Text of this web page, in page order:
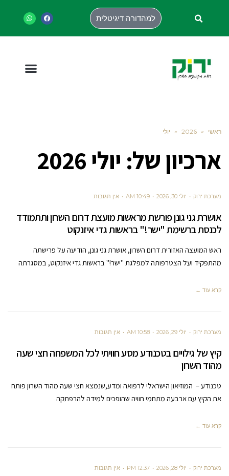
למהדורה דיגיטלית
ראשי »
2026
» יולי
ארכיון של: יולי 2026
מערכת ירוק יולי 30, 2026 10:49 AM אין תגובות
אושרת גני גונן פורשת מראשות מועצת דרום השרון ותתמודד
לכנסת ברשימת "ישר!" בראשות גדי איזנקוט
ראש המועצה האזורית דרום השרון, אושרת גני גונן, הודיעה על פרישתה
מהתפקיד ועל הצטרפותה למפלגת "ישר!" בראשות גדי איזנקוט, במסגרתה
קרא עוד ←
מערכת ירוק יולי 29, 2026 10:58 AM אין תגובות
קיץ של גילויים בטכנודע מסע חוויתי לכל המשפחה חצי שעה
מהוד השרון
טכנודע – המוזיאון הישראלי לרפואה ומדע,שנמצא חצי שעה מהוד השרון פותח
את הקיץ עם ארבעה מתחמי חוויה שהופכים למידה להרפתקה
קרא עוד ←
מערכת ירוק יולי 28, 2026 12:37 PM אין תגובות